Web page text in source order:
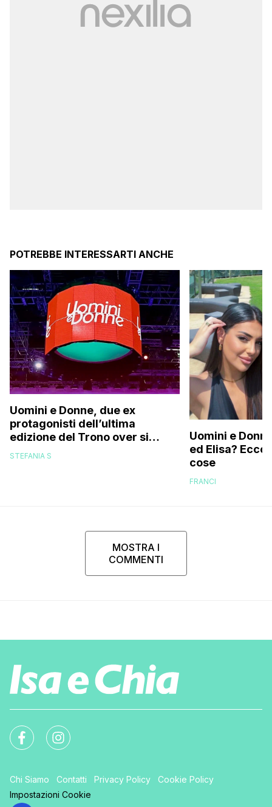
POTREBBE INTERESSARTI ANCHE
Uomini e Donne, due ex
protagonisti dell’ultima
edizione del Trono over si
stanno frequentando fuori dal
STEFANIA S
Uomini e
ed Elisa? Ecco
cose
FRANCI
MOSTRA I
COMMENTI
Chi Siamo Contatti Privacy Policy
Cookie Policy
Impostazioni Cookie